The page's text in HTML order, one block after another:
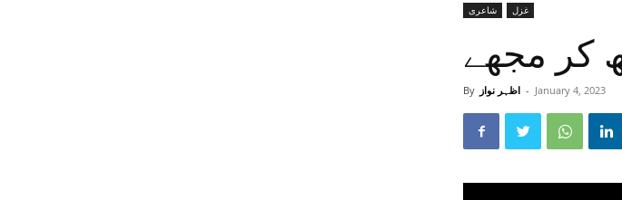
شاعری غزل
کر مجھے
By اظہر نواز - January 4, 2023